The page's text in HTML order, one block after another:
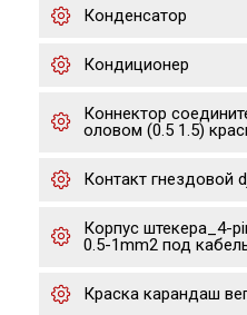
Конденсатор
Кондиционер
Коннектор
оловом (0.5 1.5)
Контакт гнездовой
Корпус штекера_4-
0.5-1mm2 под
Краска карандаш